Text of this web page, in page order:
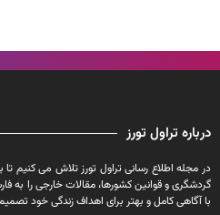
درباره تراول تورز
در مجله اطلاع رسانی تراول تورز تلاش می کنیم
گردشگری و قوانین کشورها، مقالات خارجی را به
با آگاهی کامل و بهتر برای اهداف زندگی خود